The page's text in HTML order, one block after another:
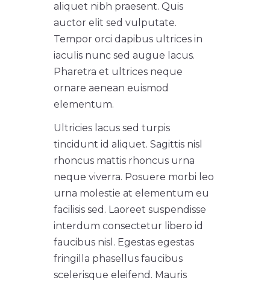
aliquet nibh praesent. Quis
auctor elit sed vulputate.
Tempor orci dapibus ultrices in
iaculis nunc sed augue lacus.
Pharetra et ultrices neque
ornare aenean euismod
elementum.
Ultricies lacus sed turpis
tincidunt id aliquet. Sagittis nisl
rhoncus mattis rhoncus urna
neque viverra. Posuere morbi leo
urna molestie at elementum eu
facilisis sed. Laoreet suspendisse
interdum consectetur libero id
faucibus nisl. Egestas egestas
fringilla phasellus faucibus
scelerisque eleifend. Mauris